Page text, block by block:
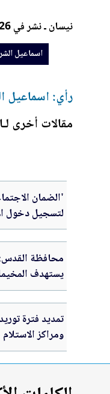
نيسان ـ نشر في 2026-02-03 الساعة 10:51
اسماعيل
رأي: اسماعيل
مقالات أخرى
'الضمان
لتسجيل دخول
الإلكترونية
محافظة
يستهدف
وقضية اللاجئين
تمديد فترة
ومراكز الاستلام